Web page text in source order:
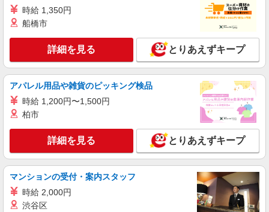
フイルム製品の目視検査・梱包・運搬/日払い
埼玉県さいたま市北区
キープ 詳細を見る
派遣社員
株式会社ウィズ
荷下ろし＆検品など軽作業
時給1500円 ★月収例：時給1500円×実働8時
間×21日＝252,000円
キープ 詳細を見る
時給 1,350円
船橋市
詳細を見る とりあえずキープ
アパレル用品や雑貨のピッキング検品
時給 1,200円〜1,500円
柏市
詳細を見る とりあえずキープ
マンションの受付・案内スタッフ
時給 2,000円
渋谷区